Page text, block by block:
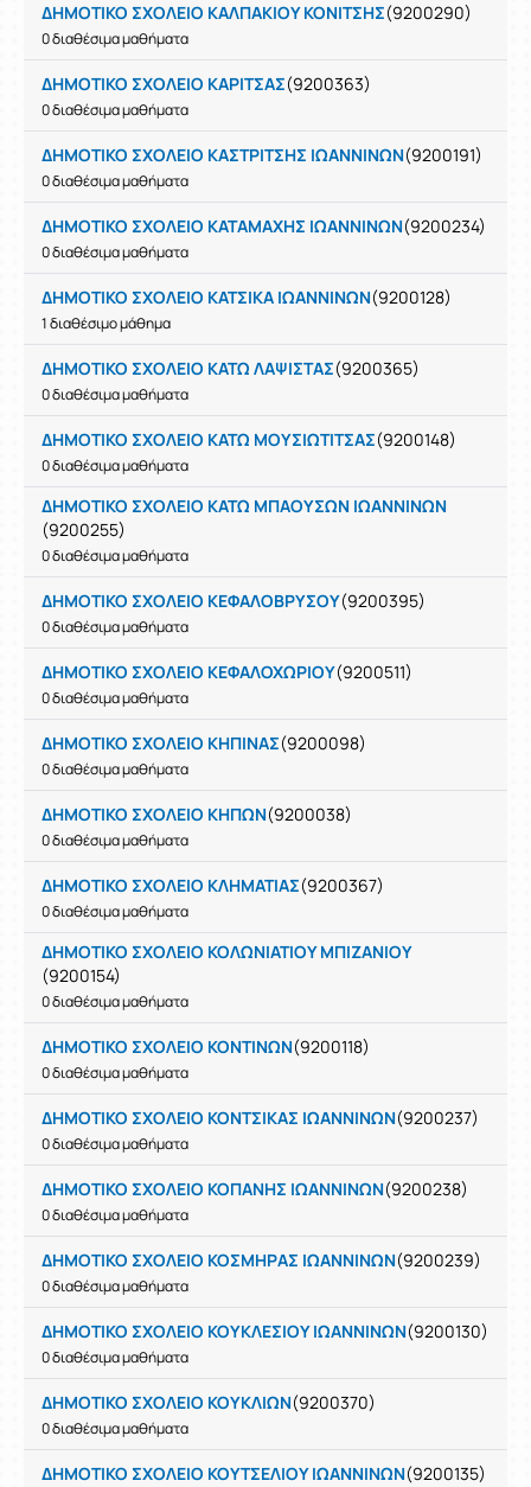
ΔΗΜΟΤΙΚΟ ΣΧΟΛΕΙΟ ΚΑΛΠΑΚΙΟΥ ΚΟΝΙΤΣΗΣ(9200290)
0 διαθέσιμα μαθήματα
ΔΗΜΟΤΙΚΟ ΣΧΟΛΕΙΟ ΚΑΡΙΤΣΑΣ(9200363)
0 διαθέσιμα μαθήματα
ΔΗΜΟΤΙΚΟ ΣΧΟΛΕΙΟ ΚΑΣΤΡΙΤΣΗΣ ΙΩΑΝΝΙΝΩΝ(9200191)
0 διαθέσιμα μαθήματα
ΔΗΜΟΤΙΚΟ ΣΧΟΛΕΙΟ ΚΑΤΑΜΑΧΗΣ ΙΩΑΝΝΙΝΩΝ(9200234)
0 διαθέσιμα μαθήματα
ΔΗΜΟΤΙΚΟ ΣΧΟΛΕΙΟ ΚΑΤΣΙΚΑ ΙΩΑΝΝΙΝΩΝ(9200128)
1 διαθέσιμο μάθημα
ΔΗΜΟΤΙΚΟ ΣΧΟΛΕΙΟ ΚΑΤΩ ΛΑΨΙΣΤΑΣ(9200365)
0 διαθέσιμα μαθήματα
ΔΗΜΟΤΙΚΟ ΣΧΟΛΕΙΟ ΚΑΤΩ ΜΟΥΣΙΩΤΙΤΣΑΣ(9200148)
0 διαθέσιμα μαθήματα
ΔΗΜΟΤΙΚΟ ΣΧΟΛΕΙΟ ΚΑΤΩ ΜΠΑΟΥΣΩΝ ΙΩΑΝΝΙΝΩΝ
(9200255)
0 διαθέσιμα μαθήματα
ΔΗΜΟΤΙΚΟ ΣΧΟΛΕΙΟ ΚΕΦΑΛΟΒΡΥΣΟΥ(9200395)
0 διαθέσιμα μαθήματα
ΔΗΜΟΤΙΚΟ ΣΧΟΛΕΙΟ ΚΕΦΑΛΟΧΩΡΙΟΥ(9200511)
0 διαθέσιμα μαθήματα
ΔΗΜΟΤΙΚΟ ΣΧΟΛΕΙΟ ΚΗΠΙΝΑΣ(9200098)
0 διαθέσιμα μαθήματα
ΔΗΜΟΤΙΚΟ ΣΧΟΛΕΙΟ ΚΗΠΩΝ(9200038)
0 διαθέσιμα μαθήματα
ΔΗΜΟΤΙΚΟ ΣΧΟΛΕΙΟ ΚΛΗΜΑΤΙΑΣ(9200367)
0 διαθέσιμα μαθήματα
ΔΗΜΟΤΙΚΟ ΣΧΟΛΕΙΟ ΚΟΛΩΝΙΑΤΙΟΥ ΜΠΙΖΑΝΙΟΥ
(9200154)
0 διαθέσιμα μαθήματα
ΔΗΜΟΤΙΚΟ ΣΧΟΛΕΙΟ ΚΟΝΤΙΝΩΝ(9200118)
0 διαθέσιμα μαθήματα
ΔΗΜΟΤΙΚΟ ΣΧΟΛΕΙΟ ΚΟΝΤΣΙΚΑΣ ΙΩΑΝΝΙΝΩΝ(9200237)
0 διαθέσιμα μαθήματα
ΔΗΜΟΤΙΚΟ ΣΧΟΛΕΙΟ ΚΟΠΑΝΗΣ ΙΩΑΝΝΙΝΩΝ(9200238)
0 διαθέσιμα μαθήματα
ΔΗΜΟΤΙΚΟ ΣΧΟΛΕΙΟ ΚΟΣΜΗΡΑΣ ΙΩΑΝΝΙΝΩΝ(9200239)
0 διαθέσιμα μαθήματα
ΔΗΜΟΤΙΚΟ ΣΧΟΛΕΙΟ ΚΟΥΚΛΕΣΙΟΥ ΙΩΑΝΝΙΝΩΝ(9200130)
0 διαθέσιμα μαθήματα
ΔΗΜΟΤΙΚΟ ΣΧΟΛΕΙΟ ΚΟΥΚΛΙΩΝ(9200370)
0 διαθέσιμα μαθήματα
ΔΗΜΟΤΙΚΟ ΣΧΟΛΕΙΟ ΚΟΥΤΣΕΛΙΟΥ ΙΩΑΝΝΙΝΩΝ(9200135)